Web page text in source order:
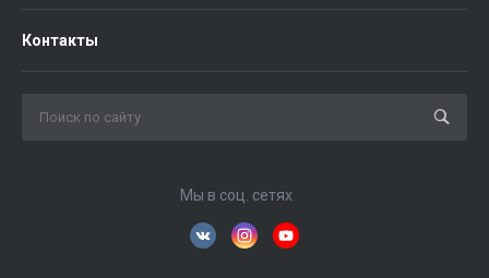
Контакты
Мы в соц. сетях